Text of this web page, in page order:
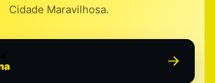
Cidade Maravilhosa.